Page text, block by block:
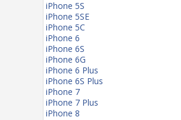
iPhone 5S
iPhone 5SE
iPhone 5C
iPhone 6
iPhone 6S
iPhone 6G
iPhone 6 Plus
iPhone 6S Plus
iPhone 7
iPhone 7 Plus
iPhone 8